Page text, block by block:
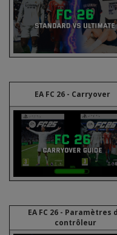
EA FC 26 - Carryover
EA FC 26 - Paramètres
contrôleur